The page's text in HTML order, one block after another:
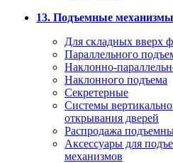
13. Подъемные
Для складных вверх
Параллельного
Наклонно-
Наклонного подъема
Секретерные
Системы
открывания дверей
Распродажа
Аксессуары для
механизмов